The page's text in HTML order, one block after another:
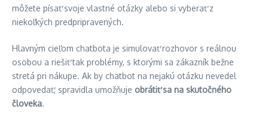
môžete písať svoje vlastné otázky alebo si vyberať z
niekoľkých predpripravených.
Hlavným cieľom chatbota je simulovať rozhovor s reálnou
osobou a riešiť tak problémy, s ktorými sa zákazník bežne
stretá pri nákupe. Ak by chatbot na nejakú otázku nevedel
odpovedať, spravidla umožňuje obrátiť sa na skutočného
človeka.